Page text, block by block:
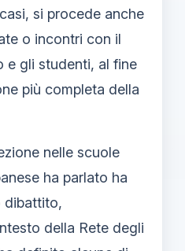
si procede anche
o incontri con il
e gli studenti, al fine
più completa della
nelle scuole
ha parlato ha
dibattito,
della Rete degli